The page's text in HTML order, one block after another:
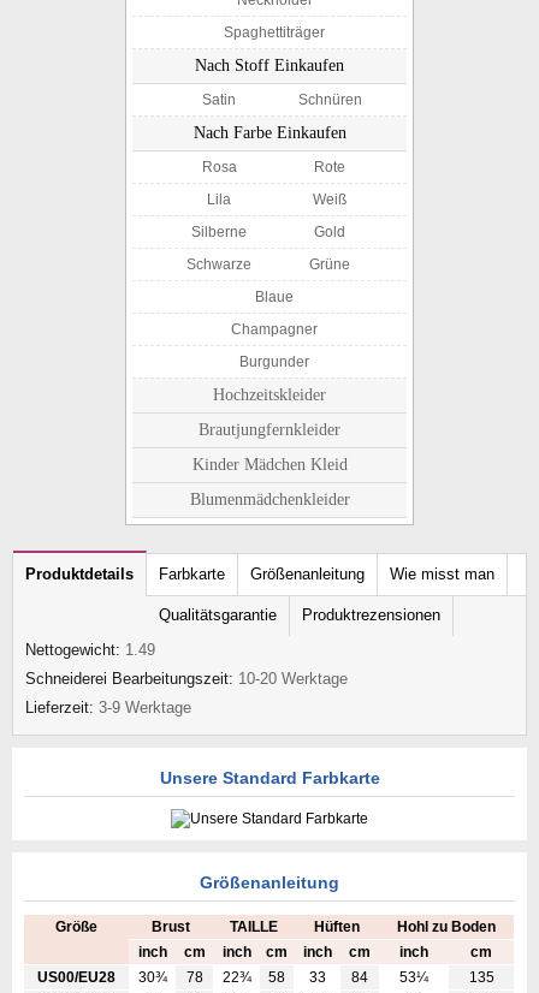
Spaghettiträger
Nach Stoff Einkaufen
Satin Schnüren
Nach Farbe Einkaufen
Rosa
Rote
Lila
Weiß
Silberne
Gold
Schwarze
Grüne
Blaue
Champagner
Burgunder
Hochzeitskleider
Brautjungfernkleider
Kinder Mädchen Kleid
Blumenmädchenkleider
Produktdetails Farbkarte Größenanleitung Wie misst man
Qualitätsgarantie
Produktrezensionen
Nettogewicht: 1.49
Schneiderei Bearbeitungszeit: 10-20 Werktage
Lieferzeit: 3-9 Werktage
Unsere Standard Farbkarte
Größenanleitung
Größe Brust TAILLE Hüften
Hohl zu Boden
inch
cm inch cm inch cm inch
cm
US00/EU28
30¾ 78 22¾ 58 33 84 53¼
135